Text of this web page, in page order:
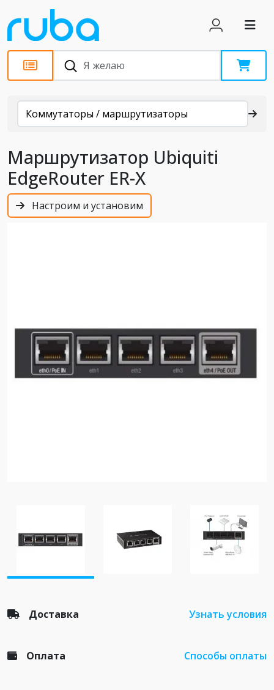
Каталог
Коммутаторы / маршрутизаторы
Маршрутизатор Ubiquiti
EdgeRouter ER-X
Настроим и установим
Доставка Узнать условия
Оплата Способы оплаты